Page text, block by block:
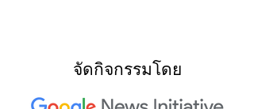
จัดกิจกรรมโดย